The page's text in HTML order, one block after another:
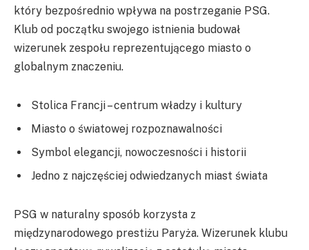
który bezpośrednio wpływa na postrzeganie PSG.
Klub od początku swojego istnienia budował
wizerunek zespołu reprezentującego miasto o
globalnym znaczeniu.
Stolica Francji – centrum władzy i kultury
Miasto o światowej rozpoznawalności
Symbol elegancji, nowoczesności i historii
Jedno z najczęściej odwiedzanych miast świata
PSG w naturalny sposób korzysta z
międzynarodowego prestiżu Paryża. Wizerunek klubu